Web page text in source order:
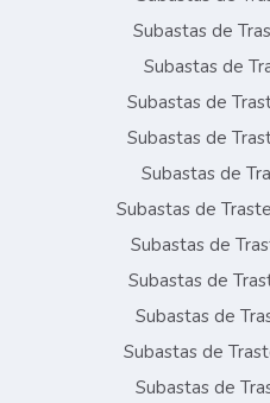
Subastas de
Subastas de
Subastas de
Subastas de
Subastas de
Subastas de
Subastas de
Subastas de
Subastas de
Subastas de
Subastas de